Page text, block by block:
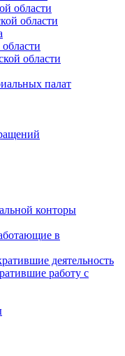
области
области
области
палат
конторы
в
деятельность
работу с